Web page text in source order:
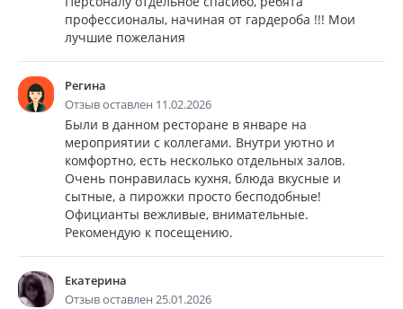
профессионалы, начиная от гардероба !!! Мои
лучшие пожелания
Регина
Отзыв оставлен 11.02.2026
Были в данном ресторане в январе на
мероприятии с коллегами. Внутри уютно и
комфортно, есть несколько отдельных залов.
Очень понравилась кухня, блюда вкусные и
сытные, а пирожки просто бесподобные!
Официанты вежливые, внимательные.
Рекомендую к посещению.
Екатерина
Отзыв оставлен 25.01.2026